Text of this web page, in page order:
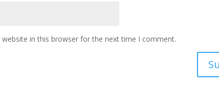
website in this browser for the next time I comment.